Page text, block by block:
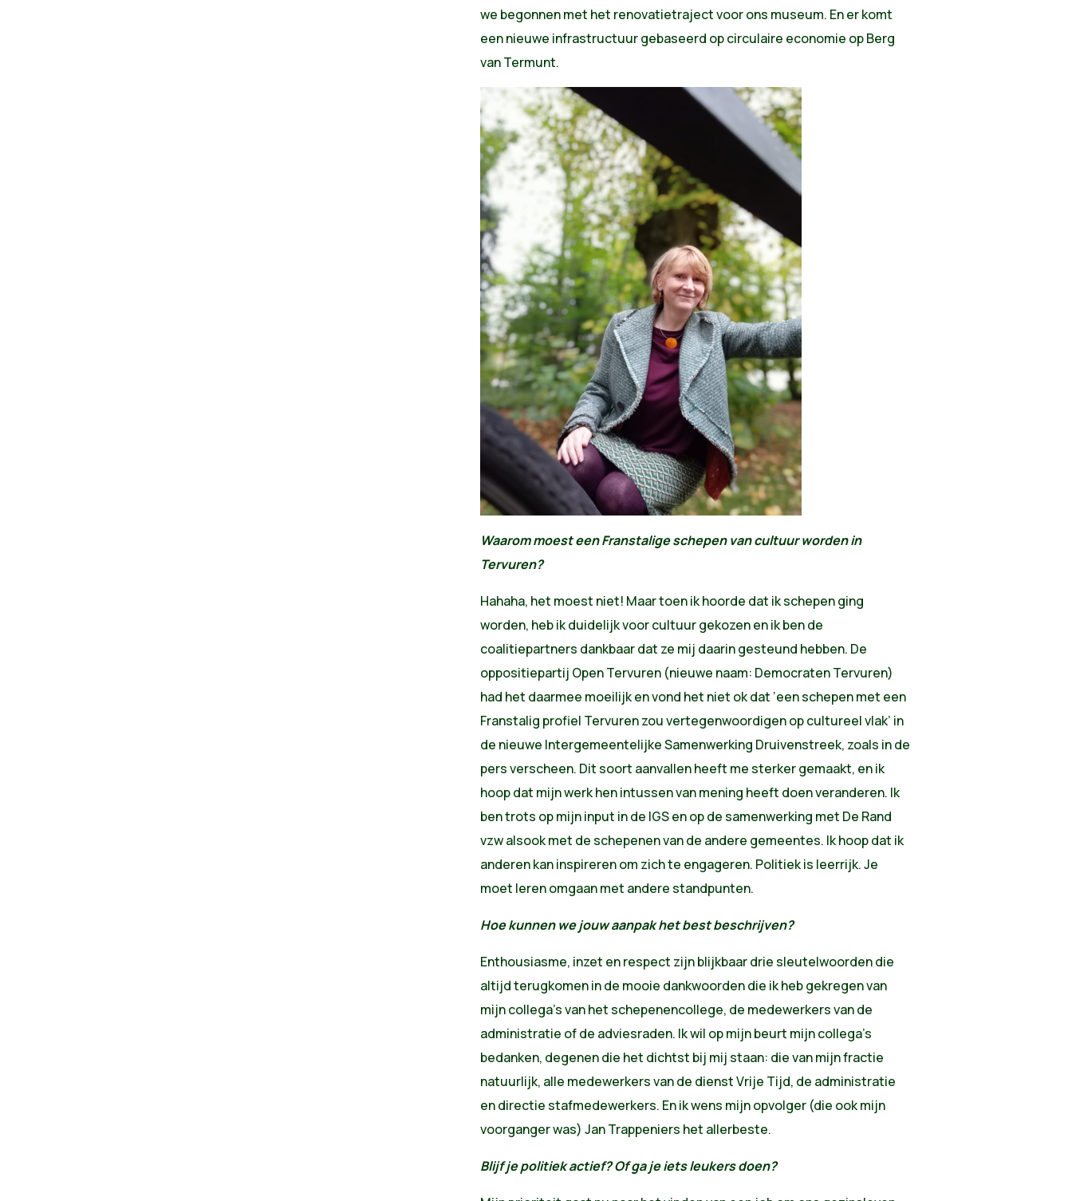
we begonnen met het renovatietraject voor ons museum. En er komt
een nieuwe infrastructuur gebaseerd op circulaire economie op Berg
van Termunt.
Waarom moest een Franstalige schepen van cultuur worden in
Tervuren?
Hahaha, het moest niet! Maar toen ik hoorde dat ik schepen ging
worden, heb ik duidelijk voor cultuur gekozen en ik ben de
coalitiepartners dankbaar dat ze mij daarin gesteund hebben. De
oppositiepartij Open Tervuren (nieuwe naam: Democraten Tervuren)
had het daarmee moeilijk en vond het niet ok dat ‘een schepen met een
Franstalig profiel Tervuren zou vertegenwoordigen op cultureel vlak’ in
de nieuwe Intergemeentelijke Samenwerking Druivenstreek, zoals in de
pers verscheen. Dit soort aanvallen heeft me sterker gemaakt, en ik
hoop dat mijn werk hen intussen van mening heeft doen veranderen. Ik
ben trots op mijn input in de IGS en op de samenwerking met De Rand
vzw alsook met de schepenen van de andere gemeentes. Ik hoop dat ik
anderen kan inspireren om zich te engageren. Politiek is leerrijk. Je
moet leren omgaan met andere standpunten.
Hoe kunnen we jouw aanpak het best beschrijven?
Enthousiasme, inzet en respect zijn blijkbaar drie sleutelwoorden die
altijd terugkomen in de mooie dankwoorden die ik heb gekregen van
mijn collega’s van het schepenencollege, de medewerkers van de
administratie of de adviesraden. Ik wil op mijn beurt mijn collega's
bedanken, degenen die het dichtst bij mij staan: die van mijn fractie
natuurlijk, alle medewerkers van de dienst Vrije Tijd, de administratie
en directie stafmedewerkers. En ik wens mijn opvolger (die ook mijn
voorganger was) Jan Trappeniers het allerbeste.
Blijf je politiek actief? Of ga je iets leukers doen?